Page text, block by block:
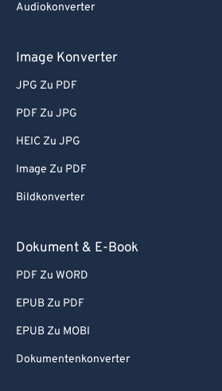
Audiokonverter
Image Konverter
JPG Zu PDF
PDF Zu JPG
HEIC Zu JPG
Image Zu PDF
Bildkonverter
Dokument & E-Book
PDF Zu WORD
EPUB Zu PDF
EPUB Zu MOBI
Dokumentenkonverter